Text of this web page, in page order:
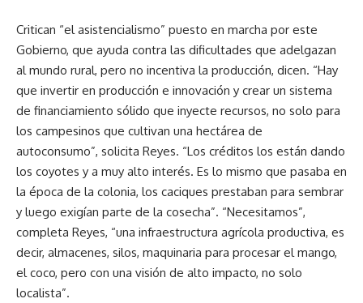
Critican “el asistencialismo” puesto en marcha por este
Gobierno, que ayuda contra las dificultades que adelgazan
al mundo rural, pero no incentiva la producción, dicen. “Hay
que invertir en producción e innovación y crear un sistema
de financiamiento sólido que inyecte recursos, no solo para
los campesinos que cultivan una hectárea de
autoconsumo”, solicita Reyes. “Los créditos los están dando
los coyotes y a muy alto interés. Es lo mismo que pasaba en
la época de la colonia, los caciques prestaban para sembrar
y luego exigían parte de la cosecha”. “Necesitamos”,
completa Reyes, “una infraestructura agrícola productiva, es
decir, almacenes, silos, maquinaria para procesar el mango,
el coco, pero con una visión de alto impacto, no solo
localista”.